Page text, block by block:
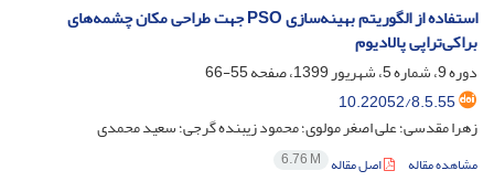
استفاده از الگوریتم بهینه‌سازی PSO جهت طراحی مکان چشمه‌های
براکی‌تراپی پالادیوم
دوره 9، شماره 5، شهریور 1399، صفحه
55-66
10.22052/8.5.55
زهرا مقدسی؛ علی اصغر مولوی؛ محمود زیبنده گرجی؛ سعید محمدی
مشاهده مقاله اصل مقاله 6.76 M